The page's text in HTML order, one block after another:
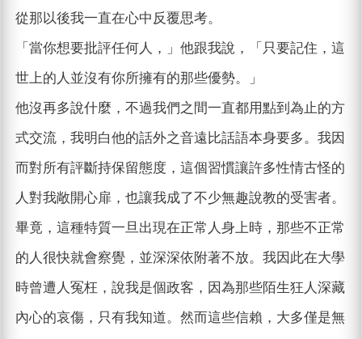
從那以後我一直在心中反覆思考。
「當你想要批評任何人，」他跟我說，「只要記住，這
世上的人並沒有你所擁有的那些優勢。」
他沒再多說什麼，不過我們之間一直都用點到為止的方
式交流，我明白他的話外之音遠比話語本身要多。我因
而對所有評斷持保留態度，這個習慣讓許多性情古怪的
人對我敞開心扉，也讓我成了不少無趣說教的受害者。
畢竟，這種特質一旦出現在正常人身上時，那些不正常
的人很快就會察覺，並深深依附著不放。我因此在大學
時曾遭人冤枉，說我是個政客，因為那些陌生狂人深藏
內心的哀傷，只有我知道。然而這些信賴，大多僅是無